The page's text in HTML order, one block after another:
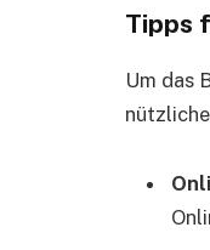
Tipps
Um das